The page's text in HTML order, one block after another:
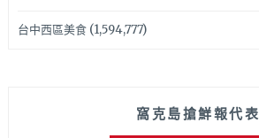
台中西區美食(1,594,777)
窩克島搶鮮報代表